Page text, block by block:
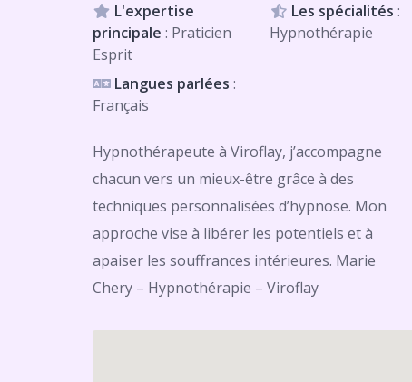
L'expertise
principale : Praticien
Esprit
Les spécialités :
Hypnothérapie
Langues parlées :
Français
Hypnothérapeute à Viroflay, j’accompagne
chacun vers un mieux-être grâce à des
techniques personnalisées d’hypnose. Mon
approche vise à libérer les potentiels et à
apaiser les souffrances intérieures. Marie
Chery – Hypnothérapie – Viroflay